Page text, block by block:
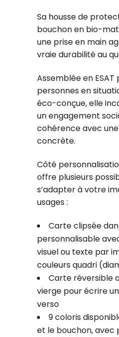
Sa housse de
bouchon en bio-
une prise en main
vraie durabilité au
Assemblée en ESAT
personnes en
éco-conçue, elle
un engagement
cohérence avec
concrète.
Côté
offre plusieurs
s’adapter à votre
usages :
Carte clipsée
personnalisable
visuel ou texte par
couleurs quadri
Carte réversible
vierge pour écrire
verso
9 coloris
et le bouchon, avec